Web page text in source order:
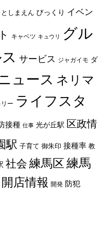
としまえん びっくり イベン
キャベツ キュウリ
グル
サービス ジャガイモ ダ
ュース ネリマ
ー ライフスタ
接種 仕事 光が丘駅 区政情
駅 子育て 御朱印 接種率 教
社会 練馬区練馬
開店情報 開発 防犯